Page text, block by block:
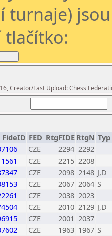
turnaje)
tlačítko:
Creator/Last Upload: Chess
FideID FED RtgFIDE RtgN Typ
CZE 2294 2292
CZE 2215 2208
CZE 2098 2148 J,D
CZE 2067 2064 S
CZE 2038 2023
CZE 2010 2129 J,D
CZE 2001 2037
CZE 1963 1967 S